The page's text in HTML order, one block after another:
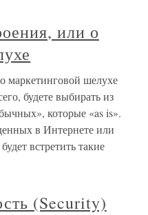
или о
маркетинговой шелухе
будете выбирать из
которые «as is».
в Интернете или
встретить такие
(Security)